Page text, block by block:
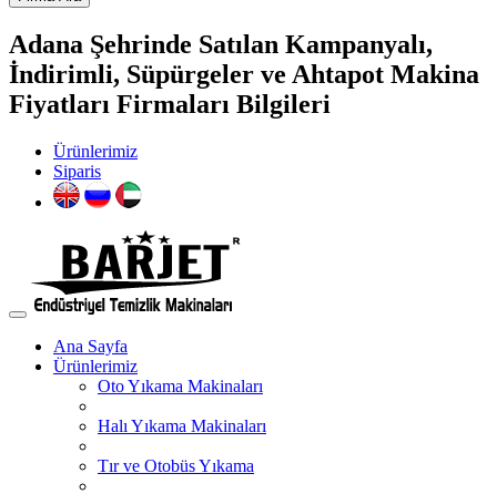
Adana Şehrinde Satılan Kampanyalı,
İndirimli, Süpürgeler ve Ahtapot Makina
Fiyatları Firmaları Bilgileri
Ürünlerimiz
Siparis
Ana Sayfa
Ürünlerimiz
Oto Yıkama Makinaları
Halı Yıkama Makinaları
Tır ve Otobüs Yıkama